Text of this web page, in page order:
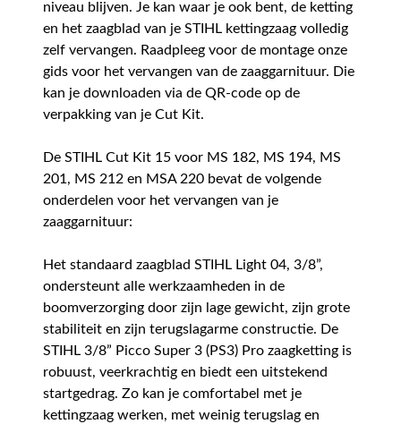
niveau blijven. Je kan waar je ook bent, de ketting
en het zaagblad van je STIHL kettingzaag volledig
zelf vervangen. Raadpleeg voor de montage onze
gids voor het vervangen van de zaaggarnituur. Die
kan je downloaden via de QR-code op de
verpakking van je Cut Kit.
De STIHL Cut Kit 15 voor MS 182, MS 194, MS
201, MS 212 en MSA 220 bevat de volgende
onderdelen voor het vervangen van je
zaaggarnituur:
Het standaard zaagblad STIHL Light 04, 3/8”,
ondersteunt alle werkzaamheden in de
boomverzorging door zijn lage gewicht, zijn grote
stabiliteit en zijn terugslagarme constructie. De
STIHL 3/8” Picco Super 3 (PS3) Pro zaagketting is
robuust, veerkrachtig en biedt een uitstekend
startgedrag. Zo kan je comfortabel met je
kettingzaag werken, met weinig terugslag en